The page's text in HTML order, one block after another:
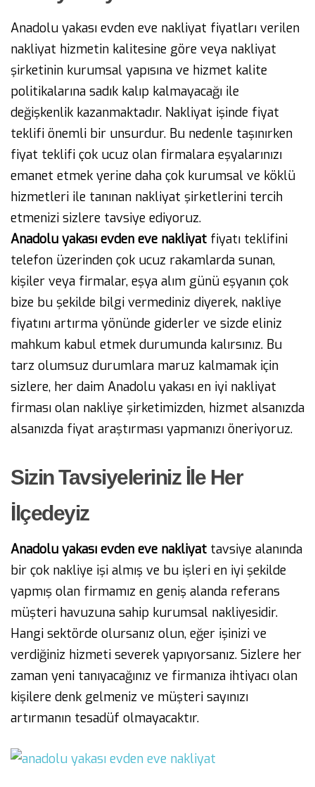
Anadolu yakası evden eve nakliyat fiyatları verilen
nakliyat hizmetin kalitesine göre veya nakliyat
şirketinin kurumsal yapısına ve hizmet kalite
politikalarına sadık kalıp kalmayacağı ile
değişkenlik kazanmaktadır. Nakliyat işinde fiyat
teklifi önemli bir unsurdur. Bu nedenle taşınırken
fiyat teklifi çok ucuz olan firmalara eşyalarınızı
emanet etmek yerine daha çok kurumsal ve köklü
hizmetleri ile tanınan nakliyat şirketlerini tercih
etmenizi sizlere tavsiye ediyoruz.
Anadolu yakası evden eve nakliyat fiyatı teklifini
telefon üzerinden çok ucuz rakamlarda sunan,
kişiler veya firmalar, eşya alım günü eşyanın çok
bize bu şekilde bilgi vermediniz diyerek, nakliye
fiyatını artırma yönünde giderler ve sizde eliniz
mahkum kabul etmek durumunda kalırsınız. Bu
tarz olumsuz durumlara maruz kalmamak için
sizlere, her daim Anadolu yakası en iyi nakliyat
firması olan nakliye şirketimizden, hizmet alsanızda
alsanızda fiyat araştırması yapmanızı öneriyoruz.
Sizin Tavsiyeleriniz İle Her
İlçedeyiz
Anadolu yakası evden eve nakliyat tavsiye alanında
bir çok nakliye işi almış ve bu işleri en iyi şekilde
yapmış olan firmamız en geniş alanda referans
müşteri havuzuna sahip kurumsal nakliyesidir.
Hangi sektörde olursanız olun, eğer işinizi ve
verdiğiniz hizmeti severek yapıyorsanız. Sizlere her
zaman yeni tanıyacağınız ve firmanıza ihtiyacı olan
kişilere denk gelmeniz ve müşteri sayınızı
artırmanın tesadüf olmayacaktır.